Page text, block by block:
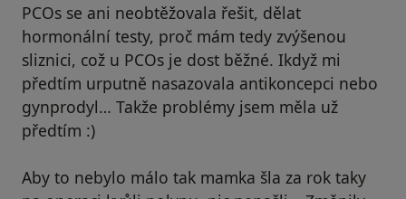
PCOs se ani neobtěžovala řešit, dělat
hormonální testy, proč mám tedy zvýšenou
sliznici, což u PCOs je dost běžné. Ikdyž mi
předtím urputně nasazovala antikoncepci nebo
gynprodyl… Takže problémy jsem měla už
předtím :)
Aby to nebylo málo tak mamka šla za rok taky